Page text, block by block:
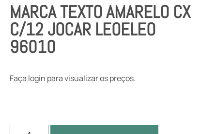
MARCA TEXTO AMARELO CX
C/12 JOCAR LEOELEO
96010
Faça login para visualizar os preços.